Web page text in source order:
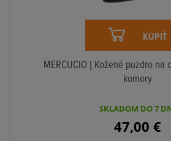
KÚPIŤ
MERCUCIO | Kožené puzdro na
komory
SKLADOM DO 7
47,00 €